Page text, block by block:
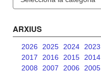
ARXIUS
2026 2025 2024 2023
2017
2016 2015 2014
2008
2007 2006 2005